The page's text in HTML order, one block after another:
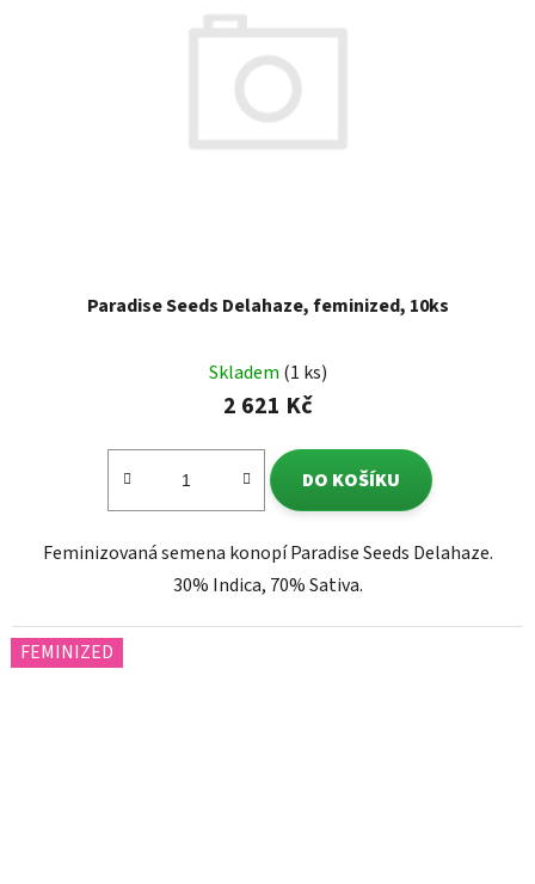
Paradise Seeds Delahaze, feminized, 10ks
Skladem (1 ks)
2 621 Kč
DO KOŠÍKU
Feminizovaná semena konopí Paradise Seeds Delahaze.
30% Indica, 70% Sativa.
FEMINIZED